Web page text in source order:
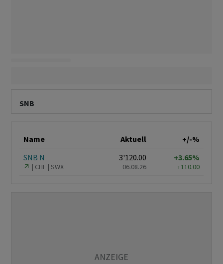
SNB
Name Aktuell
+/-%
SNB N
CHF SWX
3'120.00
06.08.26
+3.65%
+110.00